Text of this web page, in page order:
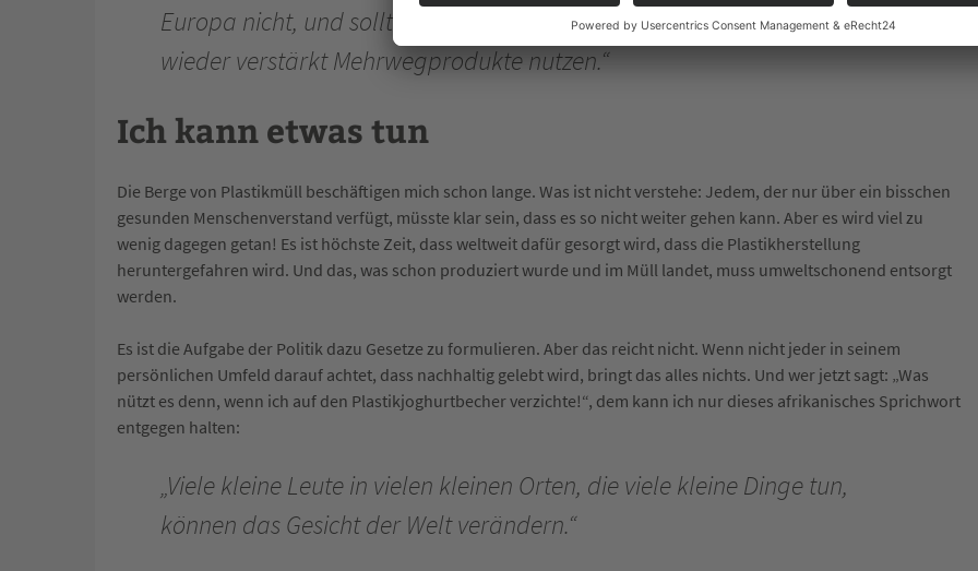
Europa nicht, und sollte daher eine der letzten Optionen sein. Wir sollten
wieder verstärkt Mehrwegprodukte nutzen.“
Ich kann etwas tun
Die Berge von Plastikmüll beschäftigen mich schon lange. Was ist nicht verstehe: Jedem, der nur über ein bisschen
gesunden Menschenverstand verfügt, müsste klar sein, dass es so nicht weiter gehen kann. Aber es wird viel zu
wenig dagegen getan! Es ist höchste Zeit, dass weltweit dafür gesorgt wird, dass die Plastikherstellung
heruntergefahren wird. Und das, was schon produziert wurde und im Müll landet, muss umweltschonend entsorgt
werden.
Es ist die Aufgabe der Politik dazu Gesetze zu formulieren. Aber das reicht nicht. Wenn nicht jeder in seinem
persönlichen Umfeld darauf achtet, dass nachhaltig gelebt wird, bringt das alles nichts. Und wer jetzt sagt: „Was
nützt es denn, wenn ich auf den Plastikjoghurtbecher verzichte!“, dem kann ich nur dieses afrikanisches Sprichwort
entgegen halten:
„Viele kleine Leute in vielen kleinen Orten, die viele kleine Dinge tun,
können das Gesicht der Welt verändern.“